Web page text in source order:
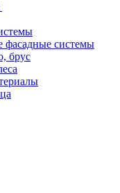
фасадные системы
брус